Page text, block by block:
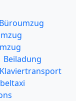
Büroumzug
Beiladung
Klaviertransport